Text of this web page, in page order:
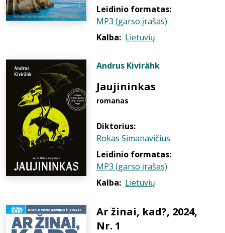
Leidinio formatas:
MP3 (garso įrašas)
Kalba: Lietuvių
Andrus Kivirähk
Jaujininkas
romanas
Diktorius:
Rokas Simanavičius
Leidinio formatas:
MP3 (garso įrašas)
Kalba: Lietuvių
Ar žinai, kad?, 2024,
Nr. 1